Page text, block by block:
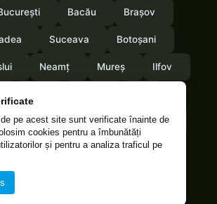
pe acest site sunt verificate înainte de
cookies pentru a îmbunătăți
și pentru a analiza traficul pe
Bacău Brașov
Suceava Botoșani
Neamț Mureș Ilfov
Vrancea Satumare
Calarasi Caras-Severin
Giurgiu